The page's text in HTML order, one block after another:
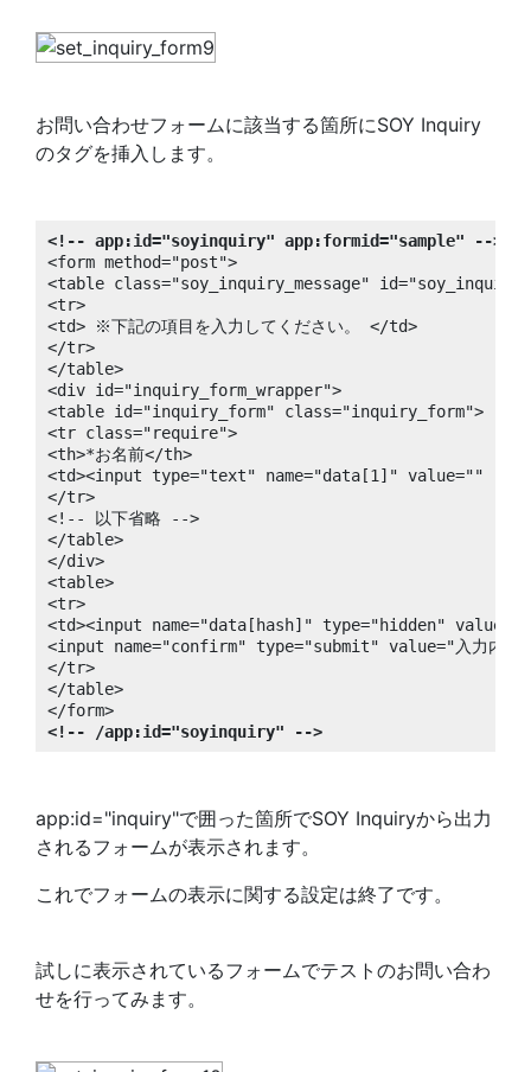
お問い合わせフォームに該当する箇所にSOY Inquiry
のタグを挿入します。
<!-- app:id="soyinquiry" app:formid="sample" -->
<form method="post">
<table class="soy_inquiry_message"
<tr>
<td> ※下記の項目を入力してください。 </td>
</tr>
</table>
<div id="inquiry_form_wrapper">
<table id="inquiry_form" class="inquiry_form">
<tr class="require">
<th>*お名前</th>
<td><input type="text" name="data[1]" value=""  /
</tr>
<!-- 以下省略 -->
</table>
</div>
<table>
<tr>
<td><input name="data[hash]" type="hidden"
<input name="confirm" type="submit" value="入力内容
</tr>
</table>
<!-- /app:id="soyinquiry" -->
app:id="inquiry"で囲った箇所でSOY Inquiryから出力
されるフォームが表示されます。
これでフォームの表示に関する設定は終了です。
試しに表示されているフォームでテストのお問い合わ
せを行ってみます。